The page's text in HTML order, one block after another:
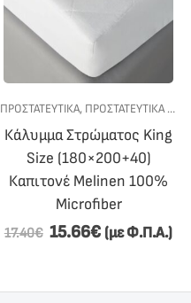
,ΠΡΟΣΦΟΡΕΣ,ΥΠΝΟΔΩΜΑΤΙΟ
ΠΡΟΣΤΑΤΕΥΤΙΚΑ, ΠΡΟΣΤΑΤΕΥΤΙΚΑ ΣΤΡΩΜΑΤΩΝ
Κάλυμμα Στρώματος King
Size (180×200+40)
Καπιτονέ Melinen 100%
Microfiber
17.40€ 15.66€ (με Φ.Π.Α.)